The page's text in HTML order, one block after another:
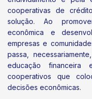
cooperativas de
solução. Ao
econômica e
empresas e
passa,
educação
cooperativos que
decisões econômicas.